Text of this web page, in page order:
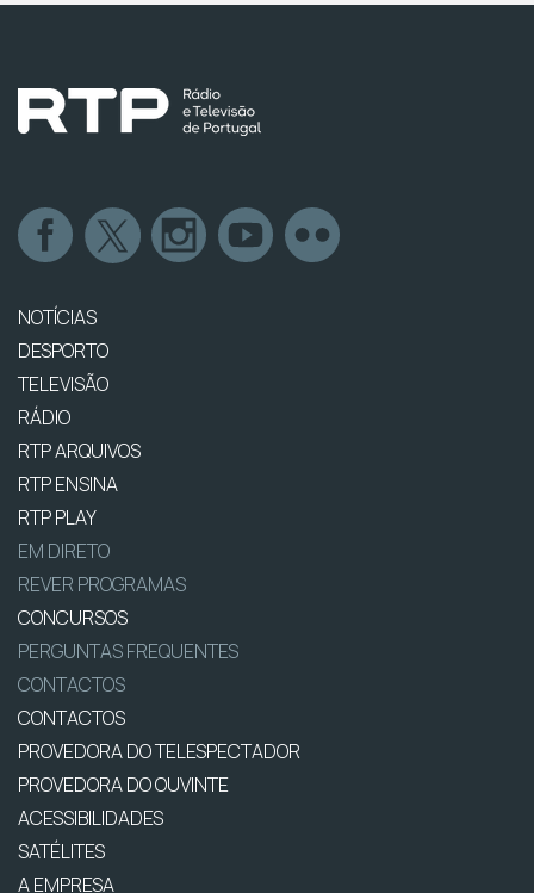
NOTÍCIAS
DESPORTO
TELEVISÃO
RÁDIO
RTP ARQUIVOS
RTP ENSINA
RTP PLAY
EM DIRETO
REVER PROGRAMAS
CONCURSOS
PERGUNTAS FREQUENTES
CONTACTOS
CONTACTOS
PROVEDORA DO TELESPECTADOR
PROVEDORA DO OUVINTE
ACESSIBILIDADES
SATÉLITES
A EMPRESA